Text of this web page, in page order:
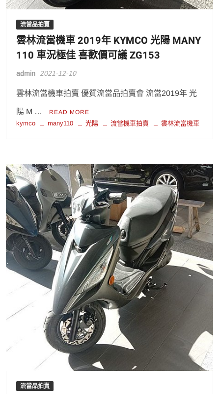
流當品拍賣
雲林流當機車 2019年 KYMCO 光陽 MANY
110 車況極佳 喜歡價可議 ZG153
admin 2021-12-10
雲林流當機車拍賣 優質流當品拍賣會 流當2019年 光
陽 M … READ MORE
kymco many110 光陽 流當機車拍賣 雲林流當機車
流當品拍賣